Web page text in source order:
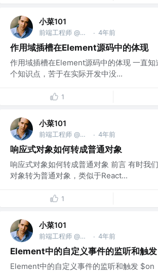
小菜101
前端工程师 @微信公众号：小菜101 · 4年前
作用域插槽在Element源码中的体现
作用域插槽在Element源码中的体现 一直知
个知识点，苦于在实际开发中没...
1
小菜101
前端工程师 @微信公众号：小菜101 · 4年前
响应式对象如何转成普通对象
响应式对象如何转成普通对象 前言 有时我
对象转为普通对象，类似于React...
1
小菜101
前端工程师 @微信公众号：小菜101 · 4年前
Element中的自定义事件的监听和触发
Element中的自定义事件的监听和触发 $on